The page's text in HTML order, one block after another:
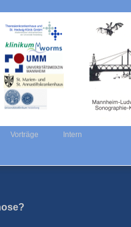
Vorträge Intern